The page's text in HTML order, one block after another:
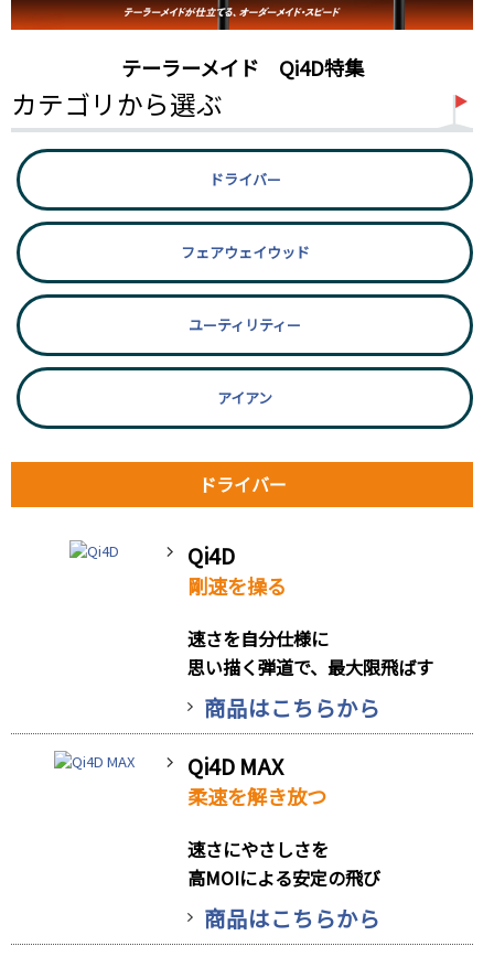
テーラーメイド Qi4D特集
カテゴリから選ぶ
ドライバー
フェアウェイウッド
ユーティリティー
アイアン
ドライバー
Qi4D
剛速を操る
速さを自分仕様に
思い描く弾道で、最大限飛ばす
商品はこちらから
Qi4D MAX
柔速を解き放つ
速さにやさしさを
高MOIによる安定の飛び
商品はこちらから